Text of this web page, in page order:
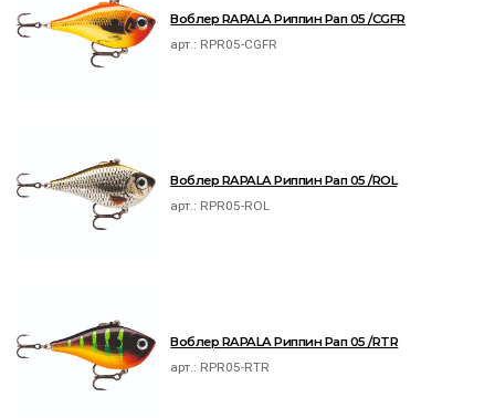
Воблер RAPALA Риппин Рап 05 /CGFR
арт.: RPR05-CGFR
Воблер RAPALA Риппин Рап 05 /ROL
арт.: RPR05-ROL
Воблер RAPALA Риппин Рап 05 /RTR
арт.: RPR05-RTR